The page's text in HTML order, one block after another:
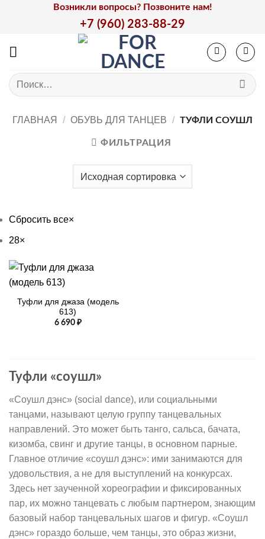
Возникли вопросы? Позвоните нам!
+7 (960) 283-88-29
Искать:
ГЛАВНАЯ / ОБУВЬ ДЛЯ ТАНЦЕВ / ТУФЛИ СОУШЛ
ФИЛЬТРАЦИЯ
Сбросить все×
28×
Туфли для джаза (модель
613)
6 690 ₽
Туфли «соушл»
«Соушл дэнс» (social dance), или социальными
танцами, называют целую группу танцевальных
направлений. Это может быть танго, сальса, бачата,
кизомба, свинг и другие танцы, в основном парные.
Главное отличие «соушл дэнс»: ими занимаются для
удовольствия, а не для выступлений на конкурсах.
Здесь нет заученной хореографии и фиксированных
пар, их можно танцевать с любым партнером, знающим
базовый набор танцевальных шагов и фигур. «Соушл
дэнс» гораздо больше, чем танцы, это образ жизни,